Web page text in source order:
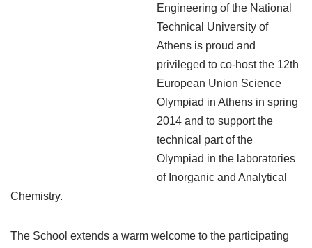
Engineering of the National
Technical University of
Athens is proud and
privileged to co-host the 12th
European Union Science
Olympiad in Athens in spring
2014 and to support the
technical part of the
Olympiad in the laboratories
of Inorganic and Analytical
Chemistry.
The School extends a warm welcome to the participating